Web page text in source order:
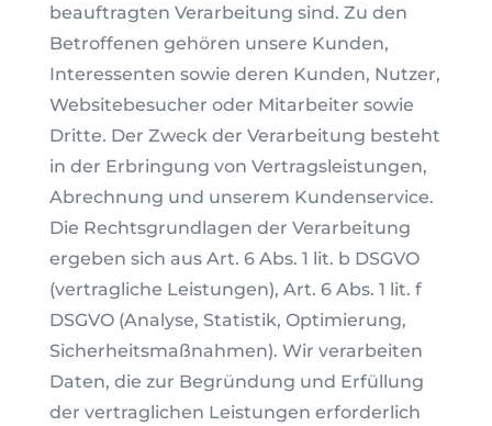
beauftragten Verarbeitung sind. Zu den
Betroffenen gehören unsere Kunden,
Interessenten sowie deren Kunden, Nutzer,
Websitebesucher oder Mitarbeiter sowie
Dritte. Der Zweck der Verarbeitung besteht
in der Erbringung von Vertragsleistungen,
Abrechnung und unserem Kundenservice.
Die Rechtsgrundlagen der Verarbeitung
ergeben sich aus Art. 6 Abs. 1 lit. b DSGVO
(vertragliche Leistungen), Art. 6 Abs. 1 lit. f
DSGVO (Analyse, Statistik, Optimierung,
Sicherheitsmaßnahmen). Wir verarbeiten
Daten, die zur Begründung und Erfüllung
der vertraglichen Leistungen erforderlich